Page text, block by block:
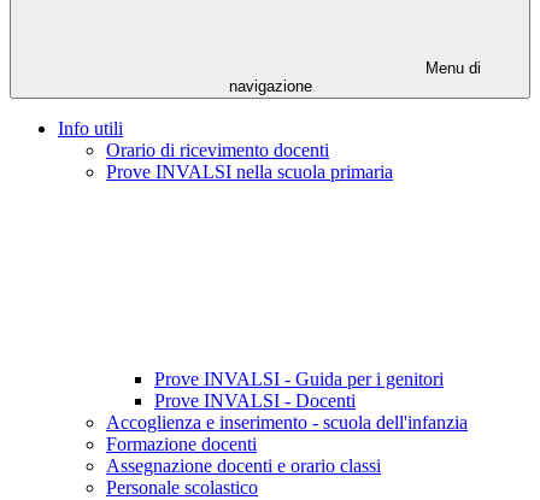
Menu di
navigazione
Info utili
Orario di ricevimento docenti
Prove INVALSI nella scuola primaria
Prove INVALSI - Guida per i genitori
Prove INVALSI - Docenti
Accoglienza e inserimento - scuola dell'infanzia
Formazione docenti
Assegnazione docenti e orario classi
Personale scolastico